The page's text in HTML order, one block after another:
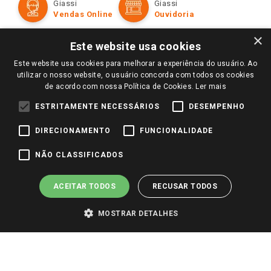
Televendas
Amigo Giassi
Trabalhe Conosco
Identidade Visual
Políticas de entrega
Trocas e Devoluções
Giassi
Vendas Online
Giassi
Ouvidoria
Redes Sociais
Pagamento e Segurança
×
Este website usa cookies
Este website usa cookies para melhorar a experiência do usuário. Ao
utilizar o nosso website, o usuário concorda com todos os cookies
de acordo com nossa Política de Cookies. Ler mais
ESTRITAMENTE NECESSÁRIOS DESEMPENHO
DIRECIONAMENTO FUNCIONALIDADE
NÃO CLASSIFICADOS
ACEITAR TODOS RECUSAR TODOS
MOSTRAR DETALHES